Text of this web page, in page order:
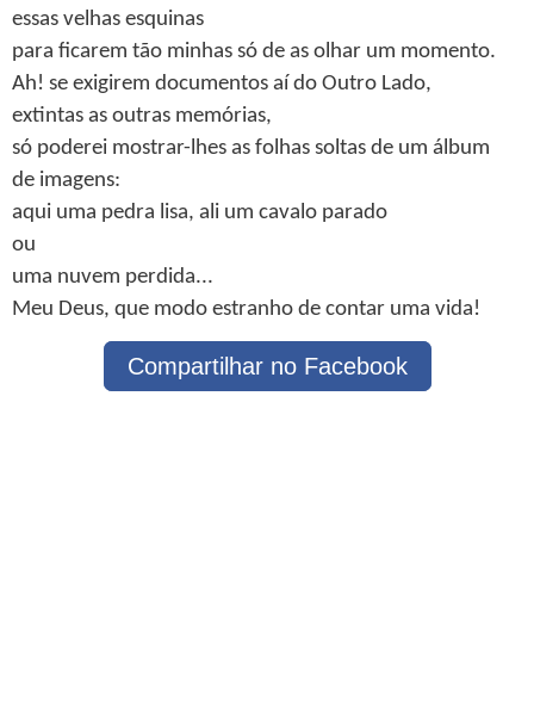
essas velhas esquinas
para ficarem tão minhas só de as olhar um momento.
Ah! se exigirem documentos aí do Outro Lado,
extintas as outras memórias,
só poderei mostrar-lhes as folhas soltas de um álbum
de imagens:
aqui uma pedra lisa, ali um cavalo parado
ou
uma nuvem perdida...
Meu Deus, que modo estranho de contar uma vida!
Compartilhar no Facebook